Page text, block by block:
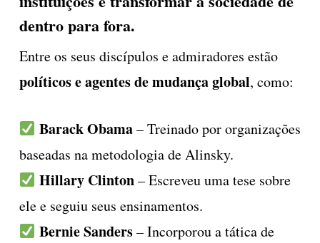
dentro para fora.
Entre os seus discípulos e admiradores estão
políticos e agentes de mudança global, como:
Barack Obama– Treinado por organizações
baseadas na metodologia de Alinsky.
Hillary Clinton– Escreveu uma tese sobre
ele e seguiu seus ensinamentos.
Bernie Sanders– Incorporou a tática de